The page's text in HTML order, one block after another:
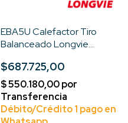
EBA5U Calefactor Tiro
Balanceado Longvie
$687.725,00